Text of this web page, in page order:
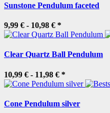
Sunstone Pendulum faceted
9,99 € - 10,98 € *
Clear Quartz Ball Pendulum
10,99 € - 11,98 € *
Cone Pendulum silver